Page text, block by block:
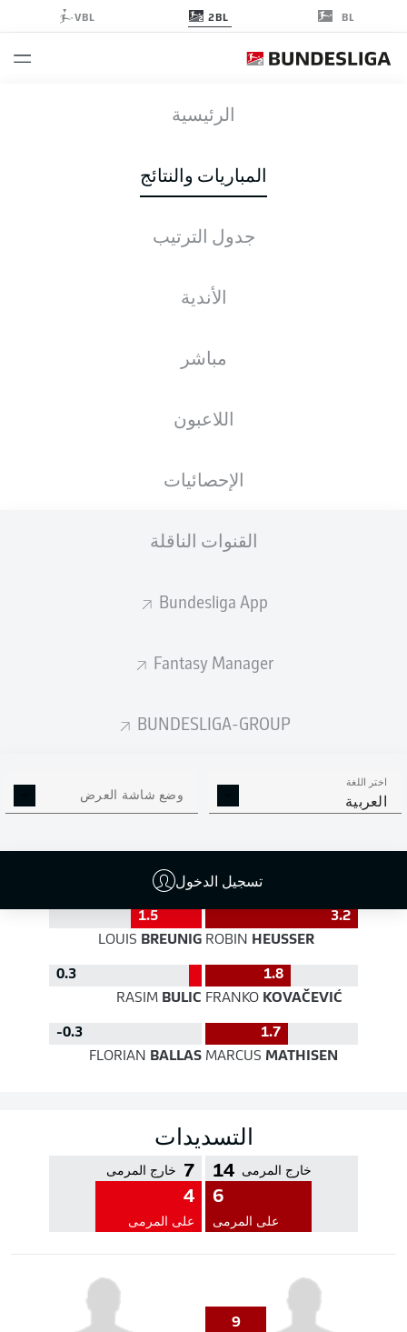
BL
2BL
VBL
الرئيسية
المباريات والنتائج
جدول الترتيب
الأندية
مباشر
اللاعبون
الإحصائيات
القنوات الناقلة
Bundesliga App
Fantasy Manager
BUNDESLIGA-GROUP
اختر اللغة
العربية وضع شاشة العرض
تسجيل الدخول
WIESBADEN
REGENSBURG 1
2
الأخبار التشكيلات الإحصائيات
1.55
1.72
519
82 % الدقة 58 %
جودة التمرير
3.2
1.5
ROBIN HEUSSER
LOUIS BREUNIG
1.8
0.3
FRANKOKOVAČEVIĆ
RASIM BULIC
1.7
‎-0.3
MARCUS MATHISEN
FLORIAN BALLAS
التسديدات
14 خارج المرمى
6
على المرمى
7 خارج المرمى
4
على المرمى
9